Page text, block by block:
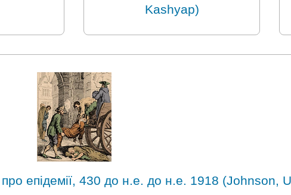
Kashyap)
епідемії, 430 до н.е. до н.е. 1918 (Johnson,